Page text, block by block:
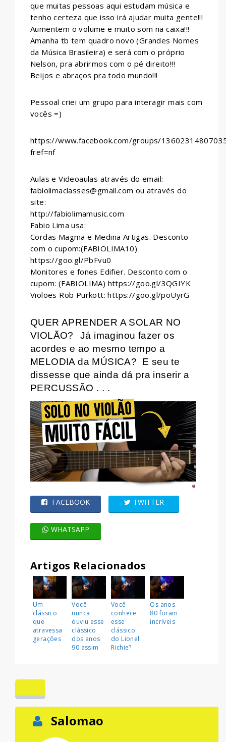
que muitas pessoas aqui estudam música e
tenho certeza que isso irá ajudar muita gente!!!
Aumentem o volume e muito som na caixa!!!
Amanha tb tem quadro novo (Grandes Nomes
da Música Brasileira) e será com o próprio
Nelson, pra abrirmos com o pé direito!!!
Beijos e abraços pra todo mundo!!!
Pessoal criei um grupo para interagir mais com
vocês =)
https://www.facebook.com/groups/
fref=nf
Aulas e Videoaulas através do email:
fabiolimaclasses@gmail.com ou através do
site:
http://fabiolimamusic.com
Fabio Lima usa:
Cordas Magma e Medina Artigas. Desconto
com o cupom:(FABIOLIMA10)
https://goo.gl/PbFvu0
Monitores e fones Edifier. Desconto com o
cupom: (FABIOLIMA) https://goo.gl/3QGIYK
Violões Rob Purkott: https://goo.gl/poUyrG
QUER APRENDER A SOLAR NO
VIOLÃO?
Já imaginou fazer os
acordes e ao mesmo tempo a
MELODIA da MÚSICA? E seu te
dissesse que ainda dá pra inserir a
PERCUSSÃO . . .
FACEBOOK TWITTER
WHATSAPP
Artigos Relacionados
Um
clássico
que
atravessa
gerações
Você
nunca
ouviu esse
clássico
dos anos
90 assim
Você
conhece
esse
clássico
do Lionel
Richie?
Os anos
80 foram
incríveis
Salomao